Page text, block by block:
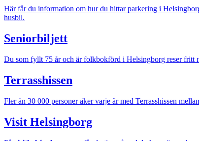
Här får du information om hur du hittar parkering i
husbil.
Seniorbiljett
Du som fyllt 75 år och är folkbokförd i Helsingborg reser fritt
Terrasshissen
Fler än 30 000 personer åker varje år med Terrasshissen
Visit Helsingborg